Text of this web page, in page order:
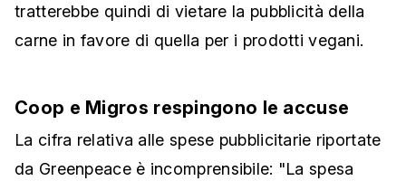
tratterebbe quindi di vietare la pubblicità della
carne in favore di quella per i prodotti vegani.
Coop e Migros respingono le accuse
La cifra relativa alle spese pubblicitarie riportate
da Greenpeace è incomprensibile: "La spesa